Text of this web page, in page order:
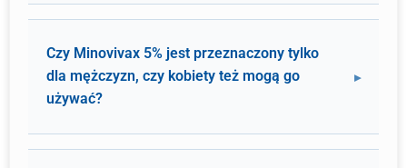
Czy Minovivax 5% jest przeznaczony tylko
dla mężczyzn, czy kobiety też mogą go
używać?